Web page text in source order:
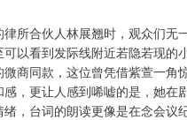
所合伙人林展翘时，观众们
以看到发际线附近若隐若现
微商同款，这位曾凭借紫萱一
，更让人感到唏嘘的是，她
，台词的朗读更像是在念会